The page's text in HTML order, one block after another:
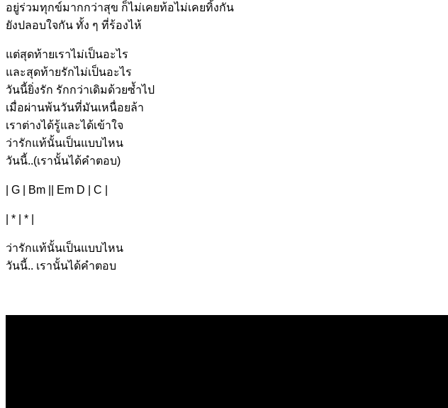
อยู่ร่วมทุกข์มากกว่าสุข ก็ไม่เคยท้อไม่เคยทิ้งกัน
ยังปลอบใจกัน ทั้ง ๆ ที่ร้องไห้
แต่สุดท้ายเราไม่เป็นอะไร
และสุดท้ายรักไม่เป็นอะไร
วันนี้ยิ่งรัก รักกว่าเดิมด้วยซ้ำไป
เมื่อผ่านพ้นวันที่มันเหนื่อยล้า
เราต่างได้รู้และได้เข้าใจ
ว่ารักแท้นั้นเป็นแบบไหน
วันนี้..(เรานั้นได้คำตอบ)
| G | Bm || Em D | C |
| * | * |
ว่ารักแท้นั้นเป็นแบบไหน
วันนี้.. เรานั้นได้คำตอบ